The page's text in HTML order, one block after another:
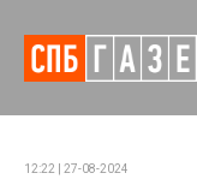
12:22 | 27-08-2024